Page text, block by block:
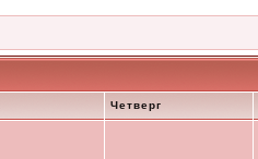
Четверг